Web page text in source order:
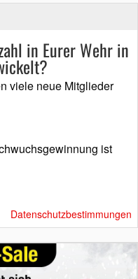
in Eurer Wehr in
viele neue Mitglieder
ist
Datenschutzbestimmungen